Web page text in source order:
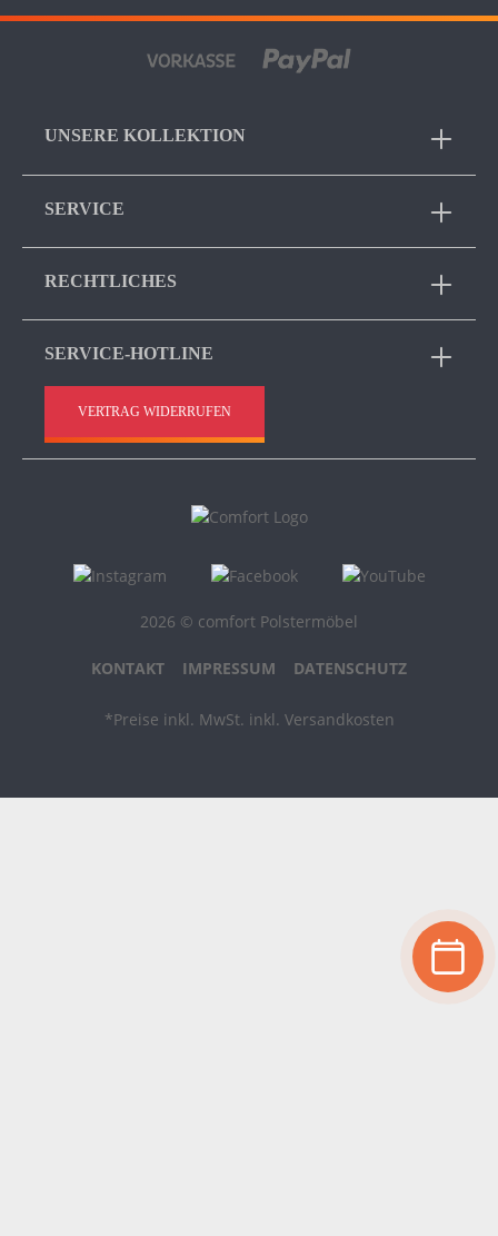
UNSERE KOLLEKTION
SERVICE
RECHTLICHES
SERVICE-HOTLINE
VERTRAG WIDERRUFEN
2026 © comfort Polstermöbel
KONTAKT IMPRESSUM DATENSCHUTZ
*Preise inkl. MwSt. inkl. Versandkosten